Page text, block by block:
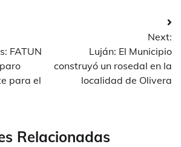
FATUN
para el
Next:
Luján: El Municipio
construyó un rosedal en la
localidad de Olivera
Relacionadas